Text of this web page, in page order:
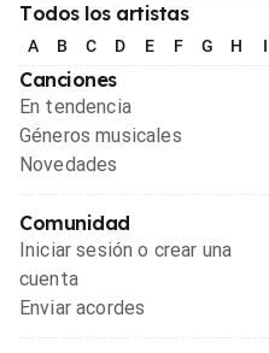
Todos los artistas
A B C D E F G H I
Canciones
En tendencia
Géneros musicales
Novedades
Comunidad
Iniciar sesión o crear una
cuenta
Enviar acordes